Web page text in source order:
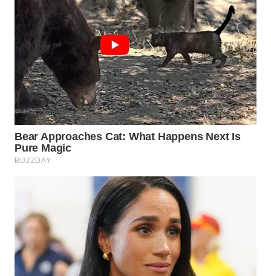
WN
TEBING
TINGGI
WN
PAKPAK
WN
WN
BOGOR
WN
DEPOK